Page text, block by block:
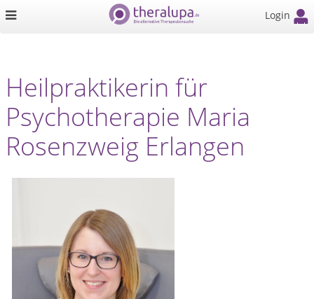
Login
Heilpraktikerin für
Psychotherapie Maria
Rosenzweig Erlangen